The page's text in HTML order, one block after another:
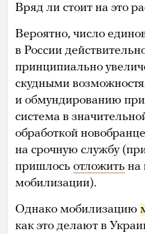
Вряд ли стоит на это
Вероятно, число
в России
принципиально
скудными
и обмундированию
система в
обработкой
на срочную службу
пришлось отложить на
мобилизации).
Однако мобилизацию
как это делают в